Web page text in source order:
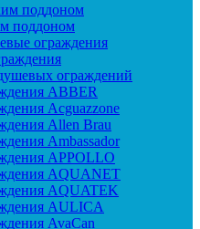
поддоном
поддоном
ограждения
ограждений
ABBER
Acguazzone
Allen Brau
Ambassador
APPOLLO
AQUANET
AQUATEK
AULICA
AvaCan